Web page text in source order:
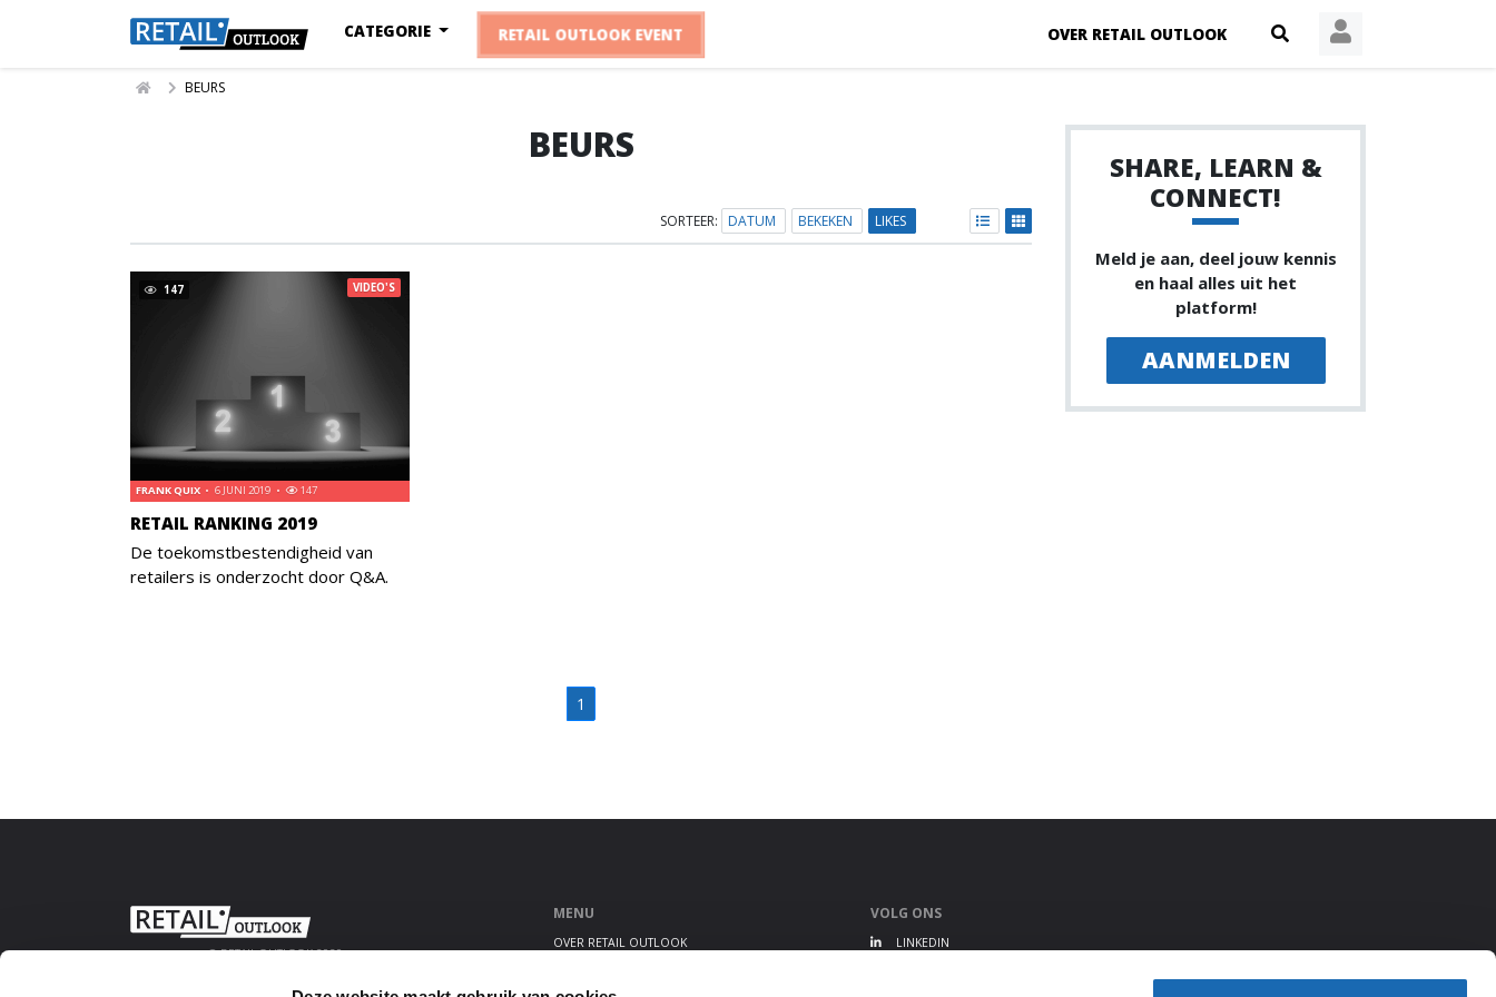
OVER RETAIL OUTLOOK
CATEGORIE RETAIL OUTLOOK EVENT
BEURS
BEURS
SORTEER: DATUM BEKEKEN LIKES
147
RETAIL RANKING 2019
FRANK QUIX 6 JUNI 2019 147
VIDEO'S
De toekomstbestendigheid van
retailers is onderzocht door Q&A.
1
SHARE, LEARN &
CONNECT!
Meld je aan, deel jouw kennis
en haal alles uit het
platform!
AANMELDEN
© RETAIL OUTLOOK 2020
MENU
OVER RETAIL OUTLOOK
VOLG ONS
LINKEDIN